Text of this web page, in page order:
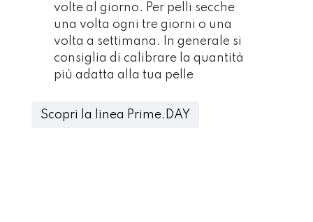
volte al giorno. Per pelli secche
una volta ogni tre giorni o una
volta a settimana. In generale si
consiglia di calibrare la quantità
più adatta alla tua pelle
Scopri la linea Prime.DAY